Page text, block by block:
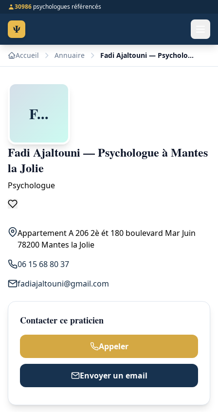
30986 psychologues référencés
Ψ
Accueil Annuaire Fadi Ajaltouni — Psychologue à Mantes la Jolie
F...
Fadi Ajaltouni — Psychologue à Mantes
la Jolie
Psychologue
Appartement A 206 2è ét 180 boulevard Mar Juin
78200 Mantes la Jolie
06 15 68 80 37
fadiajaltouni@gmail.com
Contacter ce praticien
Appeler
Envoyer un email